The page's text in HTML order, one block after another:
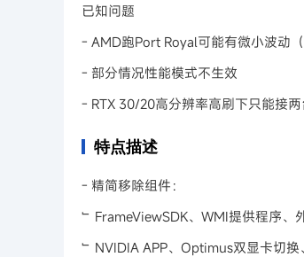
已知问题
- AMD跑Port Royal可能有微小波动（
- 部分情况性能模式不生效
- RTX 30/20高分辨率高刷下只能接两
特点描述
- 精简移除组件：
﹂FrameViewSDK、WMI提供程序、
﹂NVIDIA APP、Optimus双显卡切